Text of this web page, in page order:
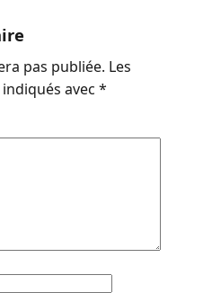
pas publiée. Les
avec *